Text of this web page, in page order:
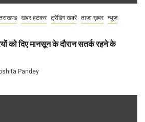
खबर हटकर ट्रेंडिंग खबरें ताज़ा ख़बर न्यूज़
को दिए मानसून के दौरान सतर्क रहने के
Pandey